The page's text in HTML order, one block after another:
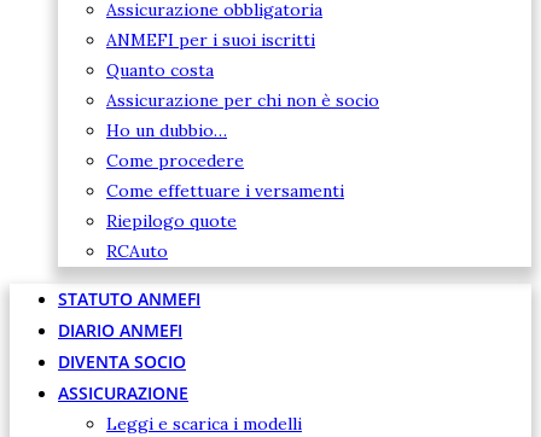
Assicurazione obbligatoria
ANMEFI per i suoi iscritti
Quanto costa
Assicurazione per chi non è socio
Ho un dubbio…
Come procedere
Come effettuare i versamenti
Riepilogo quote
RCAuto
STATUTO ANMEFI
DIARIO ANMEFI
DIVENTA SOCIO
ASSICURAZIONE
Leggi e scarica i modelli